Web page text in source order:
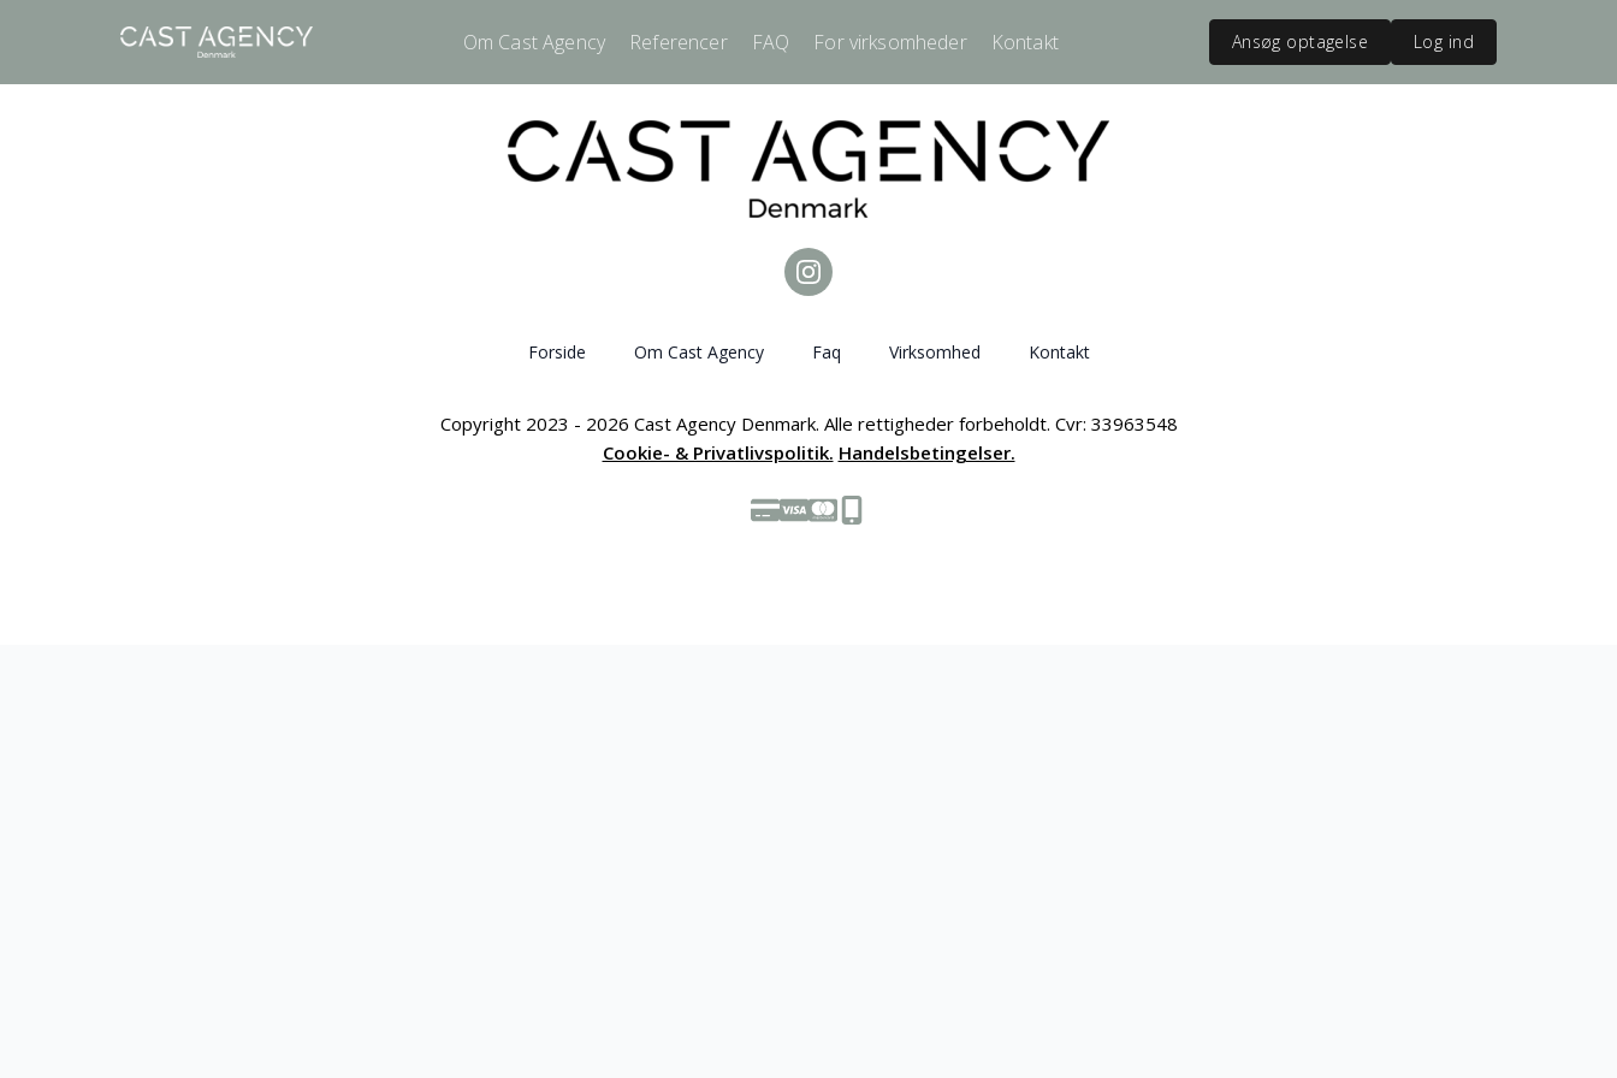
Om Cast Agency Referencer FAQ For virksomheder Kontakt Ansøg optagelse Log ind
Forside Om Cast Agency Faq Virksomhed Kontakt
Copyright 2023 - 2026 Cast Agency Denmark. Alle rettigheder forbeholdt. Cvr: 33963548
Cookie- & Privatlivspolitik. Handelsbetingelser.